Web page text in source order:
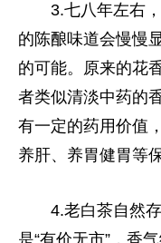
3.七八年左右
的陈酿味道会慢慢
的可能。原来的花
者类似清淡中药的
有一定的药用价值
养肝、养胃健胃等
4.老白茶自然
是“有价无市”，香